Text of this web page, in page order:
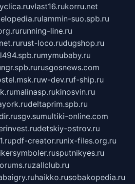
vlast16.rukorru.net
lammin-suo.spb.ru
running-line.ru
rust-loco.rudugshop.ru
mymubaby.ru
ngr.spb.rurusgosnews.com
w-dev.ruf-ship.ru
malinasp.rukinosvin.ru
deltaprim.spb.ru
sgv.sumultiki-online.com
detskiy-ostrov.ru
pdf-creator.runix-files.org.ru
sputnikyes.ru
zallclub.ru
haikko.rusobakopedia.ru